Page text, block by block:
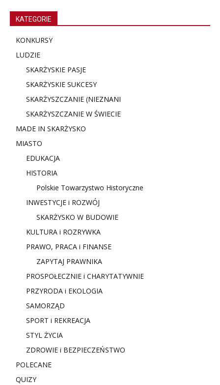
KATEGORIE
KONKURSY
LUDZIE
SKARŻYSKIE PASJE
SKARŻYSKIE SUKCESY
SKARŻYSZCZANIE (NIEZNANI
SKARŻYSZCZANIE W ŚWIECIE
MADE IN SKARŻYSKO
MIASTO
EDUKACJA
HISTORIA
Polskie Towarzystwo Historyczne
INWESTYCJE i ROZWÓJ
SKARŻYSKO W BUDOWIE
KULTURA i ROZRYWKA
PRAWO, PRACA i FINANSE
ZAPYTAJ PRAWNIKA
PROSPOŁECZNIE i CHARYTATYWNIE
PRZYRODA i EKOLOGIA
SAMORZĄD
SPORT i REKREACJA
STYL ŻYCIA
ZDROWIE i BEZPIECZEŃSTWO
POLECANE
QUIZY